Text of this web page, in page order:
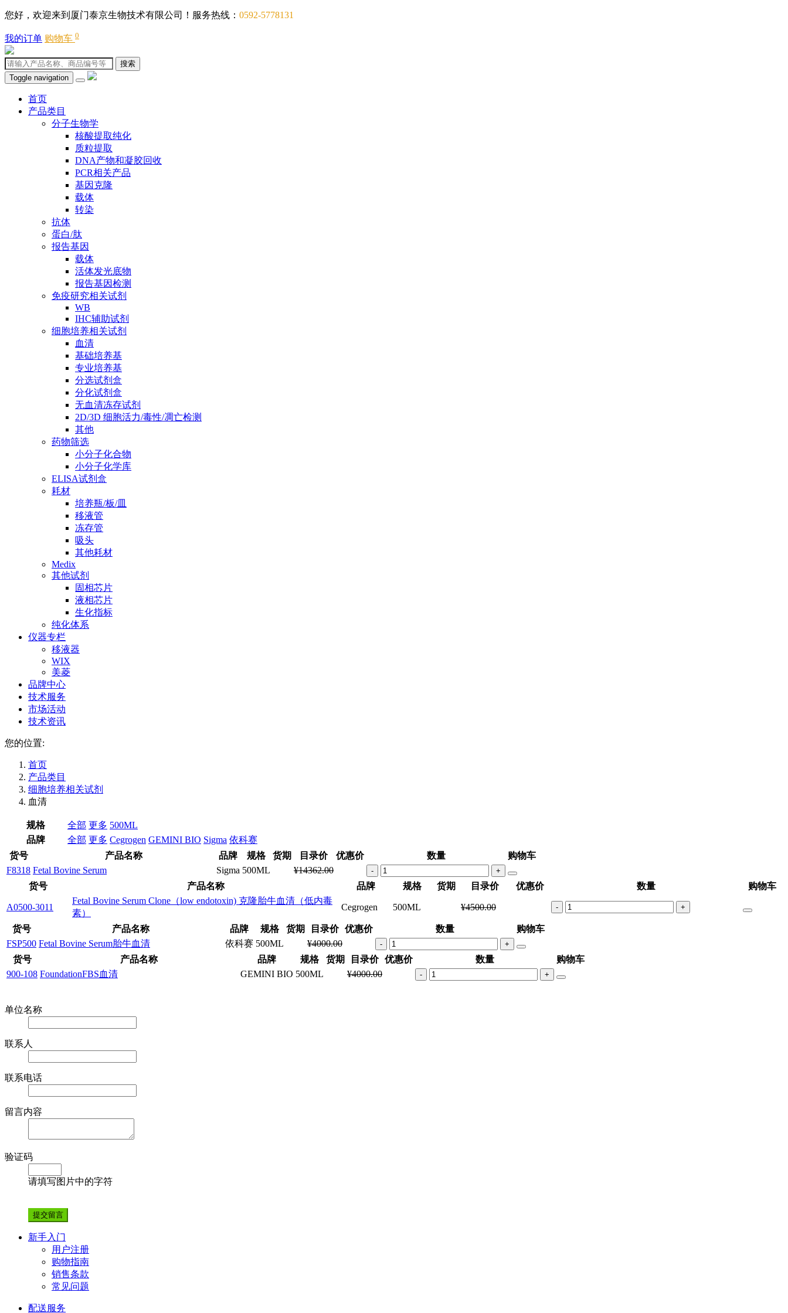
您好，欢迎来到厦门泰京生物技术有限公司！服务热线： 0592-5778131
我的订单 购物车 0
搜索
Toggle navigation
首页
产品类目
分子生物学
核酸提取纯化
质粒提取
DNA产物和凝胶回收
PCR相关产品
基因克隆
载体
转染
抗体
蛋白/肽
报告基因
载体
活体发光底物
报告基因检测
免疫研究相关试剂
WB
IHC辅助试剂
细胞培养相关试剂
血清
基础培养基
专业培养基
分选试剂盒
分化试剂盒
无血清冻存试剂
2D/3D 细胞活力/毒性/凋亡检测
其他
药物筛选
小分子化合物
小分子化学库
ELISA试剂盒
耗材
培养瓶/板/皿
移液管
冻存管
吸头
其他耗材
Medix
其他试剂
固相芯片
液相芯片
生化指标
纯化体系
仪器专栏
移液器
WIX
美菱
品牌中心
技术服务
市场活动
技术资讯
您的位置:
首页
产品类目
细胞培养相关试剂
血清
规格 全部 更多 500ML
品牌
全部 更多 Cegrogen GEMINI BIO Sigma 依科赛
货号
产品名称 品牌 规格 货期 目录价 优惠价 数量
购物车
F8318 Fetal Bovine Serum Sigma 500ML ¥14362.00 - +
货号 产品名称 品牌 规格 货期 目录价 优惠价 数量 购物车
A0500-3011
Fetal Bovine Serum Clone（low endotoxin) 克隆胎牛血清（低内毒
素）
Cegrogen 500ML ¥4500.00 - +
货号 产品名称 品牌 规格 货期 目录价 优惠价 数量
购物车
FSP500 Fetal Bovine Serum胎牛血清 依科赛 500ML ¥4000.00 - +
货号 产品名称 品牌 规格 货期 目录价 优惠价 数量
购物车
900-108 FoundationFBS血清 GEMINI BIO 500ML ¥4000.00 - +
单位名称
联系人
联系电话
留言内容
验证码
请填写图片中的字符
新手入门
用户注册
购物指南
销售条款
常见问题
配送服务